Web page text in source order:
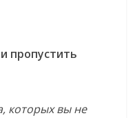
пропустить
которых вы не